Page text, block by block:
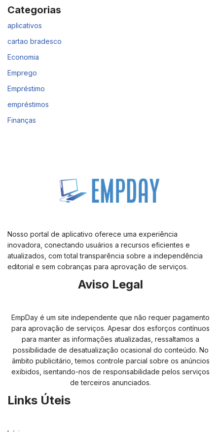
Categorias
aplicativos
cartao bradesco
Economia
Emprego
Empréstimo
empréstimos
Finanças
Nosso portal de aplicativo oferece uma experiência
inovadora, conectando usuários a recursos eficientes e
atualizados, com total transparência sobre a independência
editorial e sem cobranças para aprovação de serviços.
Aviso Legal
EmpDay é um site independente que não requer pagamento
para aprovação de serviços. Apesar dos esforços contínuos
para manter as informações atualizadas, ressaltamos a
possibilidade de desatualização ocasional do conteúdo. No
âmbito publicitário, temos controle parcial sobre os anúncios
exibidos, isentando-nos de responsabilidade pelos serviços
de terceiros anunciados.
Links Úteis